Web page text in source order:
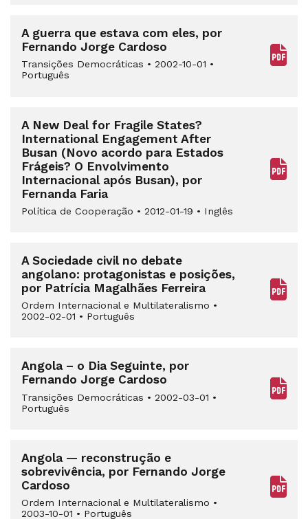
A guerra que estava com eles, por
Fernando Jorge Cardoso
Transições Democráticas • 2002-10-01 •
Português
A New Deal for Fragile States?
International Engagement After
Busan (Novo acordo para Estados
Frágeis? O Envolvimento
Internacional após Busan), por
Fernanda Faria
Política de Cooperação • 2012-01-19 • Inglês
A Sociedade civil no debate
angolano: protagonistas e posições,
por Patrícia Magalhães Ferreira
Ordem Internacional e Multilateralismo •
2002-02-01 • Português
Angola – o Dia Seguinte, por
Fernando Jorge Cardoso
Transições Democráticas • 2002-03-01 •
Português
Angola — reconstrução e
sobrevivência, por Fernando Jorge
Cardoso
Ordem Internacional e Multilateralismo •
2003-10-01 • Português